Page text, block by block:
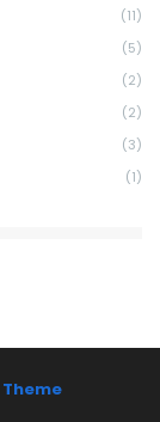
(11)
(5)
(2)
(2)
(3)
(1)
Theme